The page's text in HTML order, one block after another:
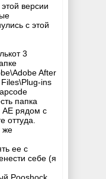
версии
с этой
3
After
ins
папка
рядом с
оттуда.
же
ее с
себе (я
Pooshock